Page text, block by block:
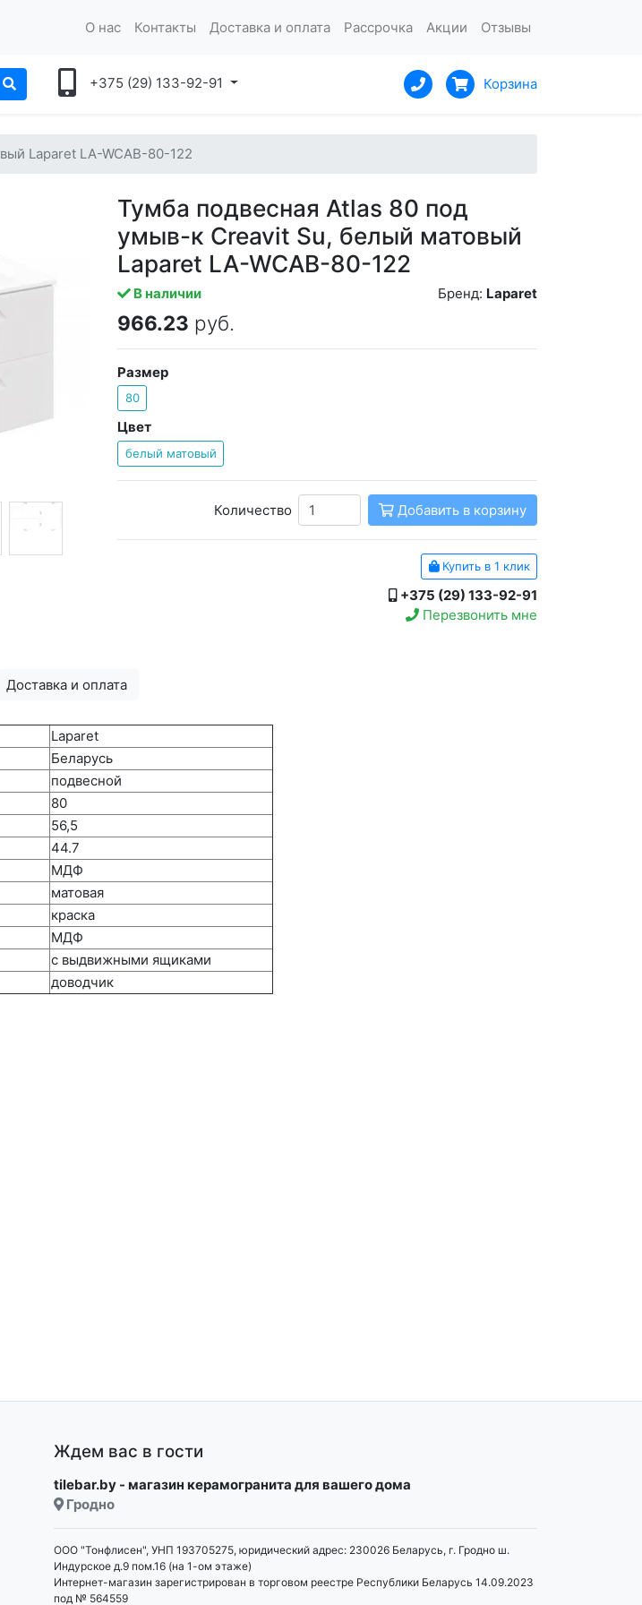
О нас Контакты Доставка и оплата Рассрочка Акции Отзывы
+375 (29) 133-92-91 Корзина
Laparet LA-WCAB-80-122
Тумба подвесная Atlas 80 под
умыв-к Creavit Su, белый матовый
Laparet LA-WCAB-80-122
В наличии Бренд: Laparet
966.23 руб.
Размер
80
Цвет
белый матовый
Количество Добавить в корзину
Купить в 1 клик
+375 (29) 133-92-91
Перезвонить мне
Доставка и оплата
Laparet
Беларусь
подвесной
80
56,5
44.7
МДФ
матовая
краска
МДФ
с выдвижными ящиками
доводчик
Ждем вас в гости
tilebar.by - магазин керамогранита для вашего дома
Гродно
ООО "Тонфлисен", УНП 193705275, юридический адрес: 230026 Беларусь, г. Гродно ш.
Индурское д.9 пом.16 (на 1-ом этаже)
Интернет-магазин зарегистрирован в торговом реестре Республики Беларусь 14.09.2023
под № 564559